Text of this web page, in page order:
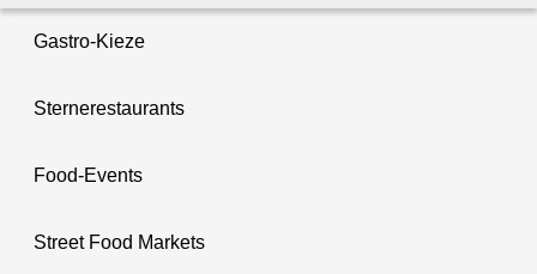
Gastro-Kieze
Sternerestaurants
Food-Events
Street Food Markets